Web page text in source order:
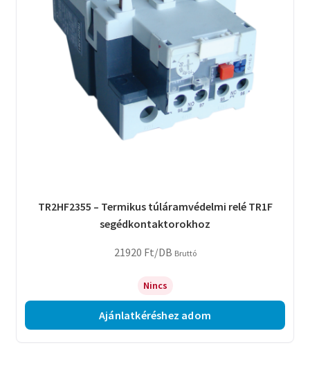
TR2HF2355 – Termikus túláramvédelmi relé TR1F
segédkontaktorokhoz
21920 Ft/DB Bruttó
Nincs
Ajánlatkéréshez adom